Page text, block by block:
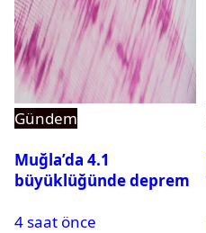
Gündem
Muğla’da 4.1
büyüklüğünde deprem
4 saat önce